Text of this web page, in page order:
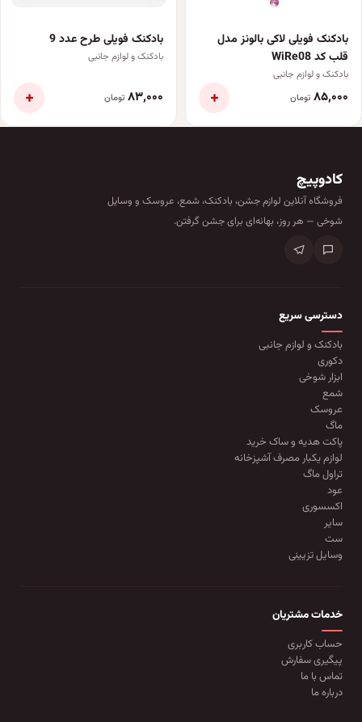
بادکنک فویلی لاکی بالونز مدل
قلب کد WiRe08
بادکنک و لوازم جانبی
۸۵٬۰۰۰ تومان +
بادکنک فویلی طرح عدد 9
بادکنک و لوازم جانبی
۸۳٬۰۰۰ تومان +
کادوپیچ
فروشگاه آنلاین لوازم جشن، بادکنک، شمع، عروسک و وسایل
شوخی — هر روز، بهانه‌ای برای جشن گرفتن.
دسترسی سریع
بادکنک و لوازم جانبی
دکوری
ابزار شوخی
شمع
عروسک
ماگ
پاکت هدیه و ساک خرید
لوازم یکبار مصرف آشپزخانه
تراول ماگ
عود
اکسسوری
سایر
ست
وسایل تزیینی
خدمات مشتریان
حساب کاربری
پیگیری سفارش
تماس با ما
درباره ما